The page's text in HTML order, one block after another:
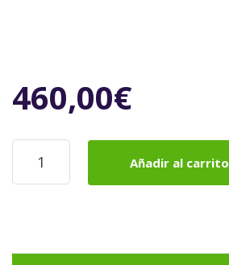
460,00€
Whirlpool
horno
multifunción
Añadir al carrito